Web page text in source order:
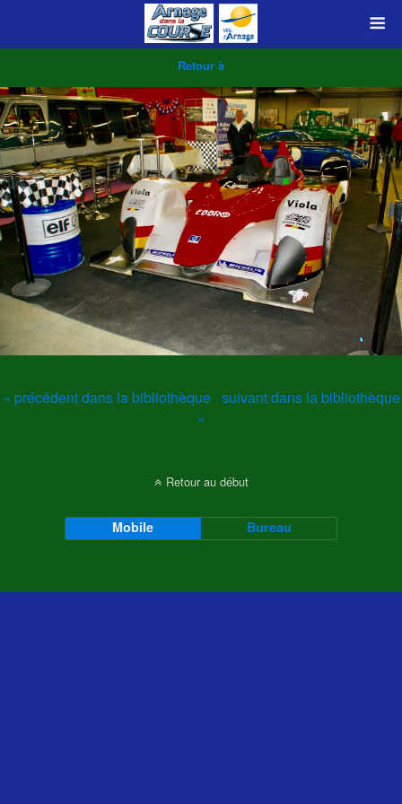
Retour à
« précédent dans la bibliothèque suivant dans la bibliothèque
»
Retour au début
Mobile Bureau